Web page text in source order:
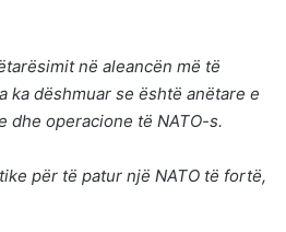
në aleancën më të
ka dëshmuar se është anëtare e
dhe operacione të NATO-s.
për të patur një NATO të fortë,